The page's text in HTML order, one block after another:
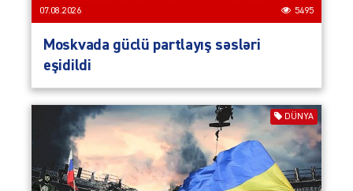
07.08.2026 5495
Moskvada güclü partlayış səsləri
eşidildi
DÜNYA